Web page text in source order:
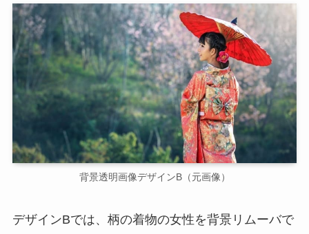
背景透明画像デザインB（元画像）
デザインBでは、柄の着物の女性を背景リムーバで